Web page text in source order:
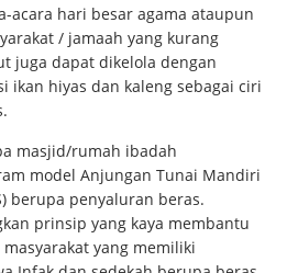
acara hari besar agama ataupun
/ jamaah yang kurang
juga dapat dikelola dengan
ikan hiyas dan kaleng sebagai ciri
masjid/rumah ibadah
model Anjungan Tunai Mandiri
berupa penyaluran beras.
prinsip yang kaya membantu
yang memiliki